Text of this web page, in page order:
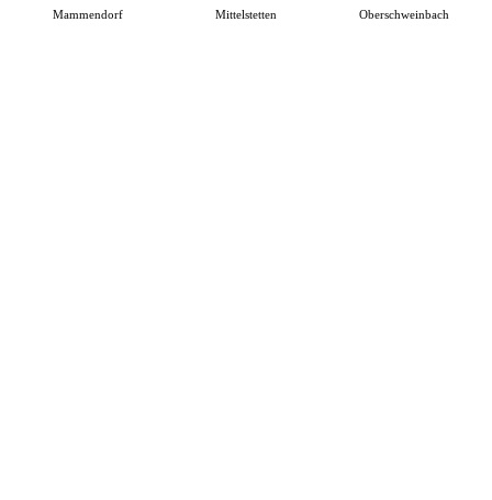
Mammendorf Mittelstetten Oberschweinbach